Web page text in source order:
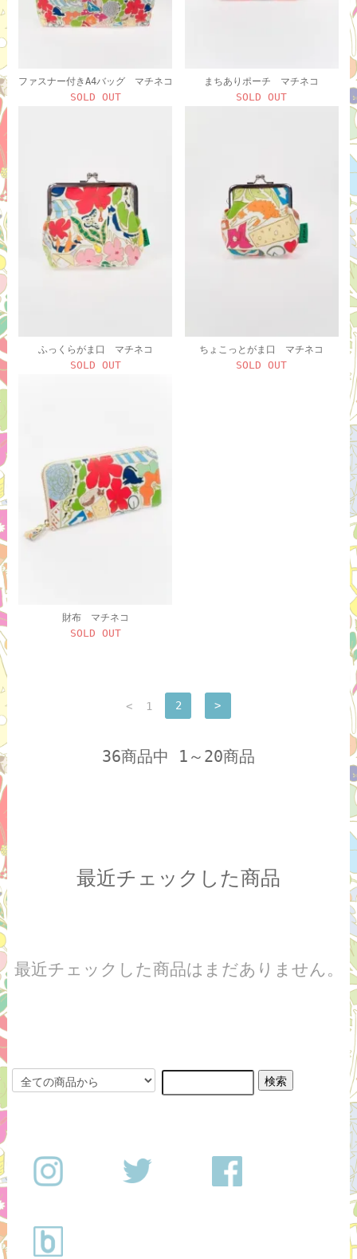
ファスナー付きA4バッグ マチネコ
SOLD OUT
まちありポーチ マチネコ
SOLD OUT
ふっくらがま口 マチネコ
SOLD OUT
ちょこっとがま口 マチネコ
SOLD OUT
財布 マチネコ
SOLD OUT
< 1 2 >
36商品中 1～20商品
最近チェックした商品
最近チェックした商品はまだありません。